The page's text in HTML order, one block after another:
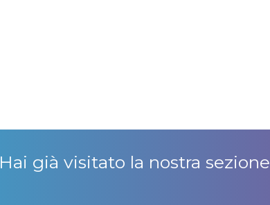
Hai già visitato la nostra sezione